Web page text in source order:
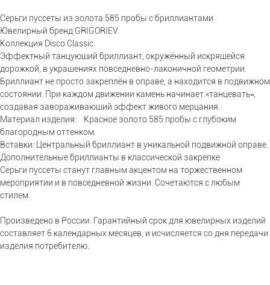
Серьги пуссеты из золота 585 пробы с бриллиантами
Ювелирный бренд GRIGORIEV.
Коллекция Disco Classic.
Эффектный танцующий бриллиант, окружённый искрящейся
дорожкой, в украшениях повседневно-лаконичной геометрии.
Бриллиант не просто закреплён в оправе, а находится в подвижном
состоянии. При каждом движении камень начинает «танцевать»,
создавая завораживающий эффект живого мерцания.
Материал изделия: Красное золото 585 пробы с глубоким
благородным оттенком.
Вставки: Центральный бриллиант в уникальной подвижной оправе.
Дополнительные бриллианты в классической закрепке
Серьги пуссеты станут главным акцентом на торжественном
мероприятии и в повседневной жизни. Сочетаются с любым
стилем.
Произведено в России. Гарантийный срок для ювелирных изделий
составляет 6 календарных месяцев, и исчисляется со дня передачи
изделия потребителю.